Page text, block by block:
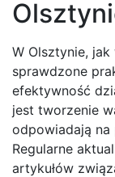
W Olsztynie,
sprawdzone
efektywność
jest tworzenie
odpowiadają
Regularne
artykułów